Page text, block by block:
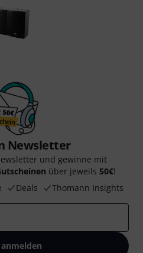
Newsletter
und gewinne mit
über jeweils 50€!
Deals Thomann Insights